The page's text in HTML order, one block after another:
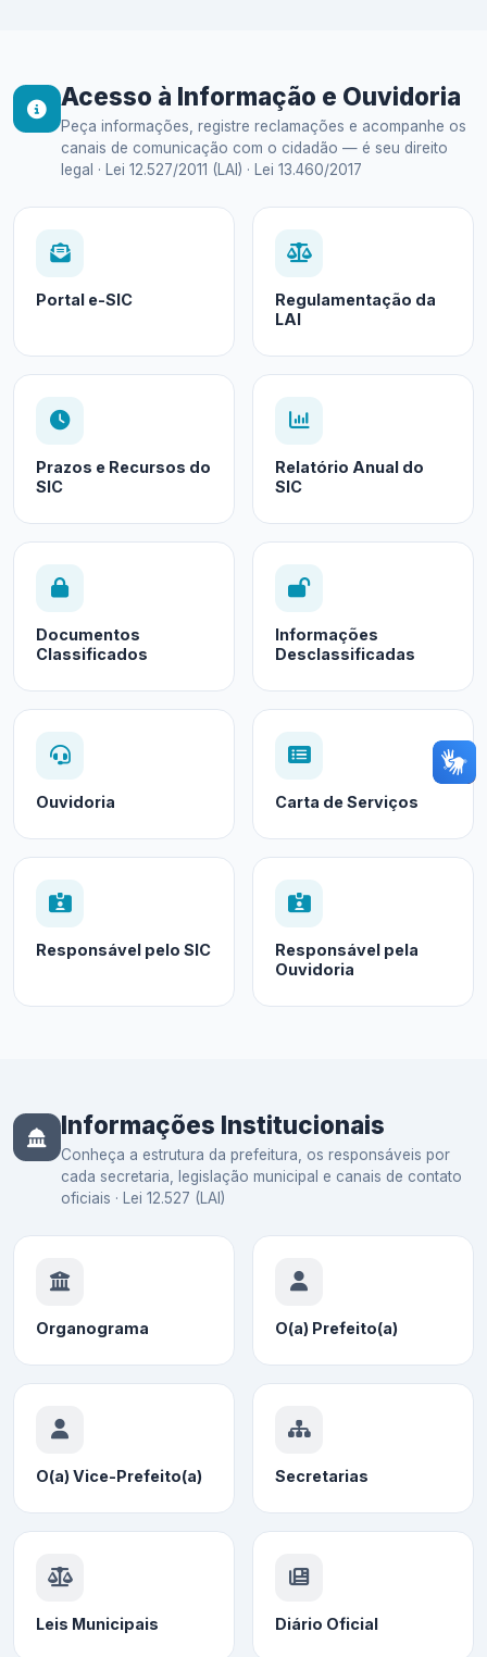
Acesso à Informação e Ouvidoria
Peça informações, registre reclamações e acompanhe os
canais de comunicação com o cidadão — é seu direito
legal · Lei 12.527/2011 (LAI) · Lei 13.460/2017
Portal e-SIC
Regulamentação da
LAI
Prazos e Recursos do
SIC
Relatório Anual do
SIC
Documentos
Classificados
Informações
Desclassificadas
Ouvidoria Carta de Serviços
Responsável pelo SIC
Responsável pela
Ouvidoria
Informações Institucionais
Conheça a estrutura da prefeitura, os responsáveis por
cada secretaria, legislação municipal e canais de contato
oficiais · Lei 12.527 (LAI)
Organograma O(a) Prefeito(a)
O(a) Vice-Prefeito(a) Secretarias
Leis Municipais Diário Oficial